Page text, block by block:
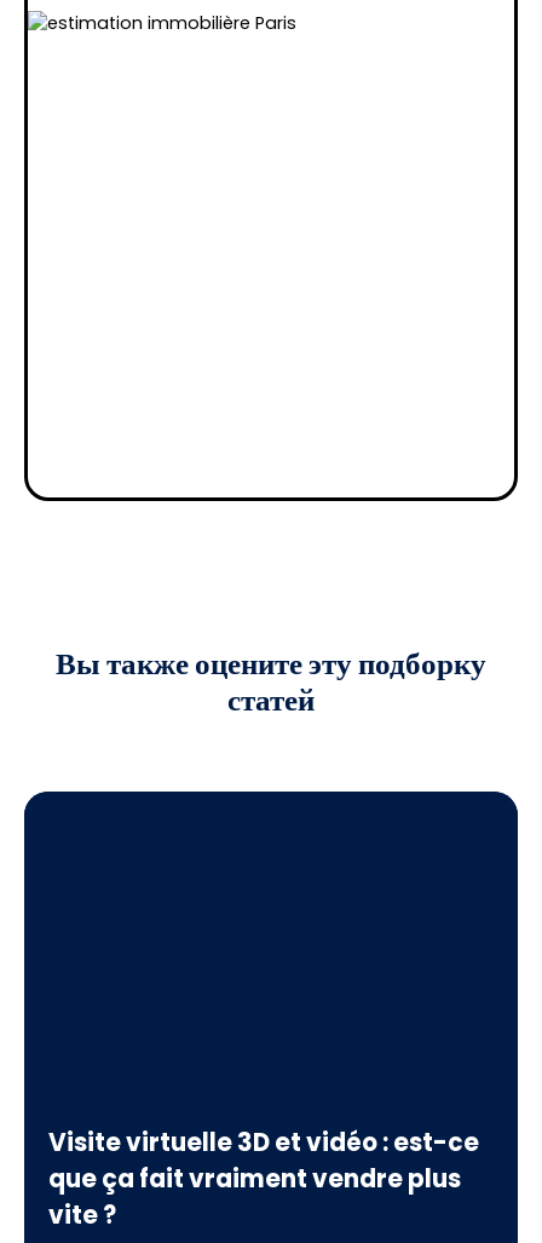
Вы также оценитеэту подборку
статей
Visite virtuelle 3D et vidéo : est-ce
que ça fait vraiment vendre plus
vite ?